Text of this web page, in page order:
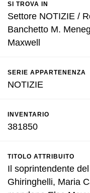
SI TROVA IN
Settore NOTIZIE /
Banchetto M.
Maxwell
SERIE APPARTENENZA
NOTIZIE
INVENTARIO
381850
TITOLO ATTRIBUITO
Il soprintendente
Ghiringhelli, Maria